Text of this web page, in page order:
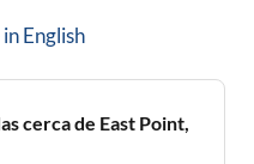
inEnglish
cerca de East Point,